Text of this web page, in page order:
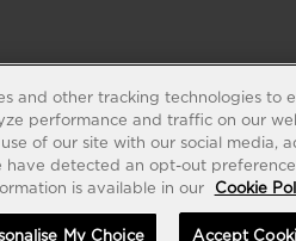
and other tracking technologies to
performance and traffic on our
of our site with our social media,
have detected an opt-out
is available in our
Cookie
My Choice Accept